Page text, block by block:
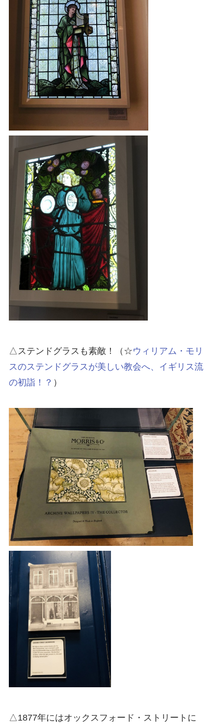
△ステンドグラスも素敵！（☆ウィリアム・モリ
スのステンドグラスが美しい教会へ、イギリス流
の初詣！？ ）
△1877年にはオックスフォード・ストリートに